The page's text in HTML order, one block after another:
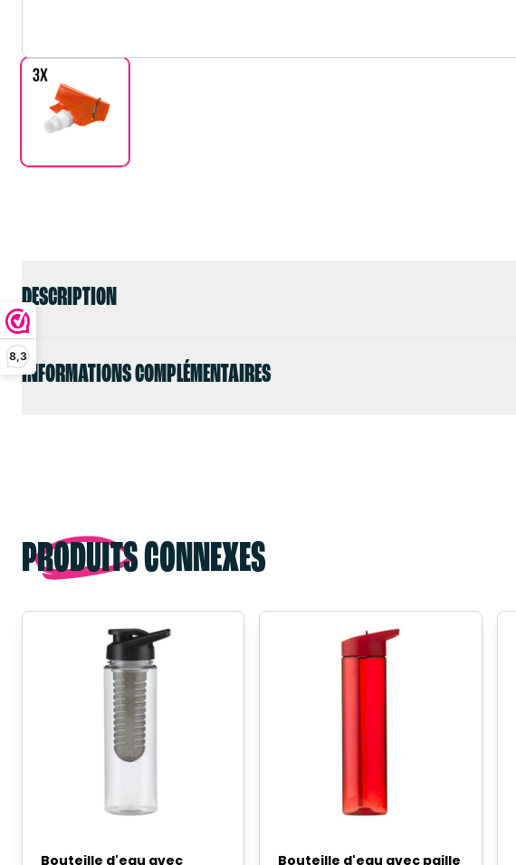
8,3
DESCRIPTION
INFORMATIONS COMPLÉMENTAIRES
PRODUITS CONNEXES
Bouteille d'eau avec
Bouteille d'eau avec paille